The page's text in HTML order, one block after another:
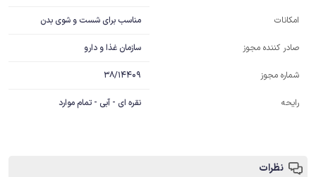
امکانات مناسب برای شست و شوی بدن
صادر کننده مجوز سازمان غذا و دارو
شماره مجوز 38/14409
رایحه نقره ای - آبی - تمام موارد
نظرات